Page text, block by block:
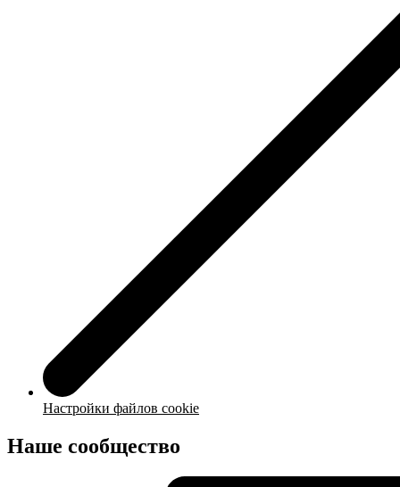
Настройки файлов cookie
Наше сообщество